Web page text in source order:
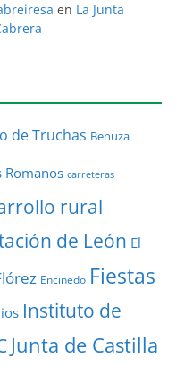
en La Junta
de Truchas Benuza
Romanos carreteras
rural
de León El
Encinedo Fiestas
Instituto de
Junta de Castilla